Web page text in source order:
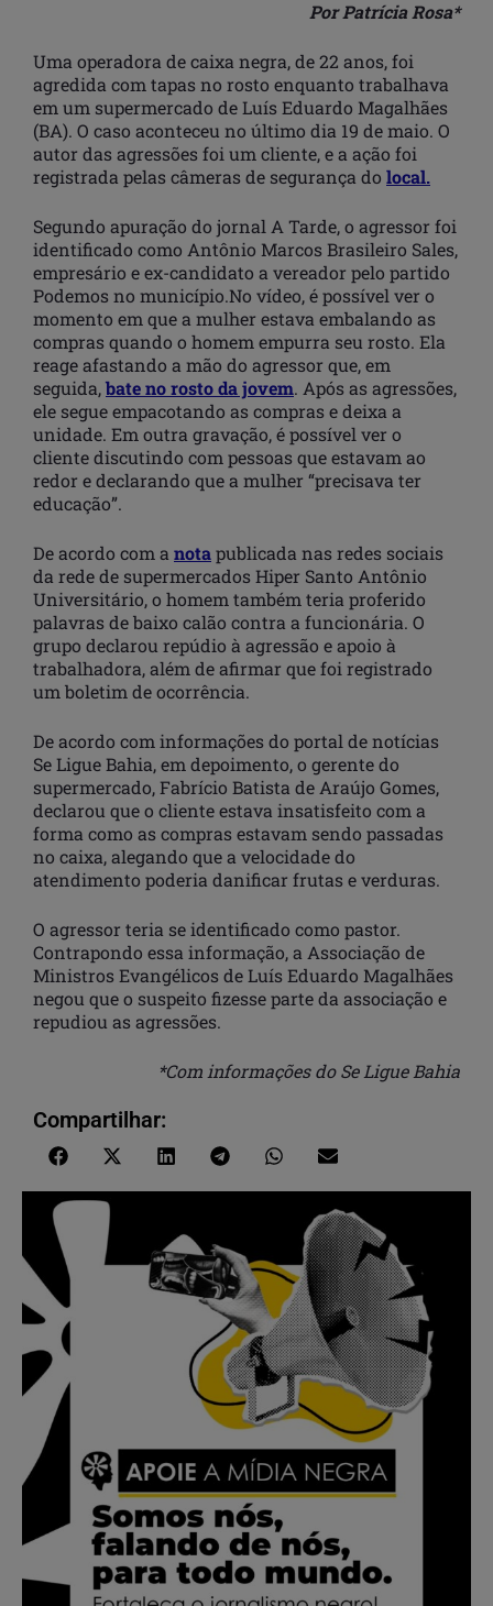
Por Patrícia Rosa*
Uma operadora de caixa negra, de 22 anos, foi
agredida com tapas no rosto enquanto trabalhava
em um supermercado de Luís Eduardo Magalhães
(BA). O caso aconteceu no último dia 19 de maio. O
autor das agressões foi um cliente, e a ação foi
registrada pelas câmeras de segurança do local.
Segundo apuração do jornal A Tarde, o agressor foi
identificado como Antônio Marcos Brasileiro Sales,
empresário e ex-candidato a vereador pelo partido
Podemos no município.No vídeo, é possível ver o
momento em que a mulher estava embalando as
compras quando o homem empurra seu rosto. Ela
reage afastando a mão do agressor que, em
seguida,bate no rosto da jovem. Após as agressões,
ele segue empacotando as compras e deixa a
unidade. Em outra gravação, é possível ver o
cliente discutindo com pessoas que estavam ao
redor e declarando que a mulher “precisava ter
educação”.
De acordo com anotapublicada nas redes sociais
da rede de supermercados Hiper Santo Antônio
Universitário, o homem também teria proferido
palavras de baixo calão contra a funcionária. O
grupo declarou repúdio à agressão e apoio à
trabalhadora, além de afirmar que foi registrado
um boletim de ocorrência.
De acordo com informações do portal de notícias
Se Ligue Bahia, em depoimento, o gerente do
supermercado, Fabrício Batista de Araújo Gomes,
declarou que o cliente estava insatisfeito com a
forma como as compras estavam sendo passadas
no caixa, alegando que a velocidade do
atendimento poderia danificar frutas e verduras.
O agressor teria se identificado como pastor.
Contrapondo essa informação, a Associação de
Ministros Evangélicos de Luís Eduardo Magalhães
negou que o suspeito fizesse parte da associação e
repudiou as agressões.
*Com informações do Se Ligue Bahia
Compartilhar: